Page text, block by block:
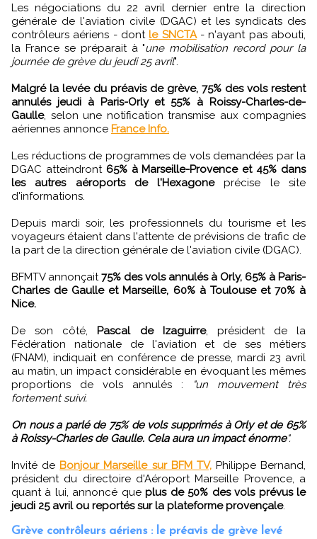
Les négociations du 22 avril dernier entre la direction
générale de l'aviation civile (DGAC) et les syndicats des
contrôleurs aériens - dontle SNCTA- n'ayant pas abouti,
la France se préparait à "une mobilisation record pour la
journée de grève du jeudi 25 avril".
Malgré la levée du préavis de grève, 75% des vols restent
annulés jeudi à Paris-Orly et 55% à Roissy-Charles-de-
Gaulle, selon une notification transmise aux compagnies
aériennes annonce France Info.
Les réductions de programmes de vols demandées par la
DGAC atteindront65% à Marseille-Provence et 45% dans
les autres aéroports de l'Hexagoneprécise le site
d'informations.
Depuis mardi soir, les professionnels du tourisme et les
voyageurs étaient dans l'attente de prévisions de trafic de
la part de la direction générale de l'aviation civile (DGAC).
BFMTV annonçait75% des vols annulés à Orly, 65% à Paris-
Charles de Gaulle et Marseille, 60% à Toulouse et 70% à
Nice.
De son côté, Pascal de Izaguirre, président de la
Fédération nationale de l'aviation et de ses métiers
(FNAM), indiquait en conférence de presse, mardi 23 avril
au matin, un impact considérable en évoquant les mêmes
proportions de vols annulés :
"un mouvement très
fortement suivi.
On nous a parlé de 75% de vols supprimés à Orly et de 65%
à Roissy-Charles de Gaulle. Cela aura un impact énorme".
Invité de Bonjour Marseille sur BFM TV,Philippe Bernand,
président du directoire d'Aéroport Marseille Provence, a
quant à lui, annoncé queplus de 50% des vols prévus le
jeudi 25 avril ou reportés sur la plateforme provençale.
Grève contrôleurs aériens : le préavis de grève levé